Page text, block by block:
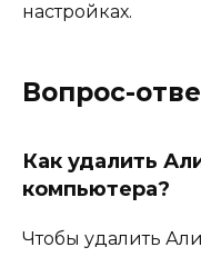
настройках.
Вопрос-
Как удалить
компьютера?
Чтобы удалить